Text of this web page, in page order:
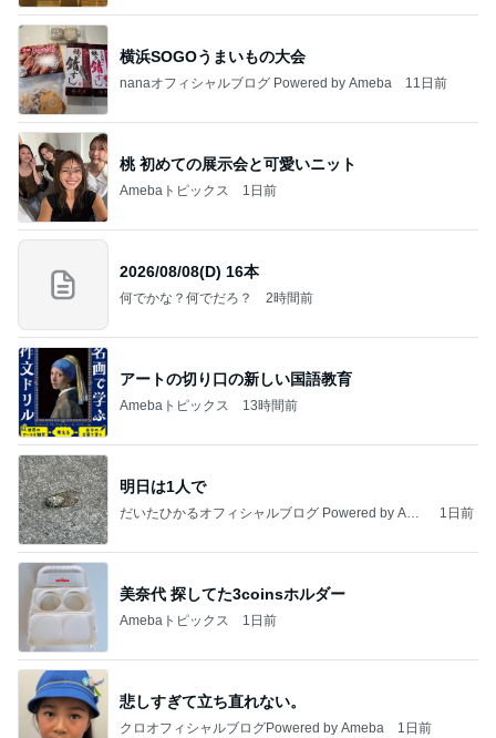
横浜SOGOうまいもの大会
nanaオフィシャルブログ Powered by Ameba 11日前
桃 初めての展示会と可愛いニット
Amebaトピックス 1日前
2026/08/08(D) 16本
何でかな？何でだろ？ 2時間前
アートの切り口の新しい国語教育
Amebaトピックス 13時間前
明日は1人で
だいたひかるオフィシャルブログ Powered by Ame
1日前
美奈代 探してた3coinsホルダー
Amebaトピックス 1日前
悲しすぎて立ち直れない。
クロオフィシャルブログPowered by Ameba 1日前